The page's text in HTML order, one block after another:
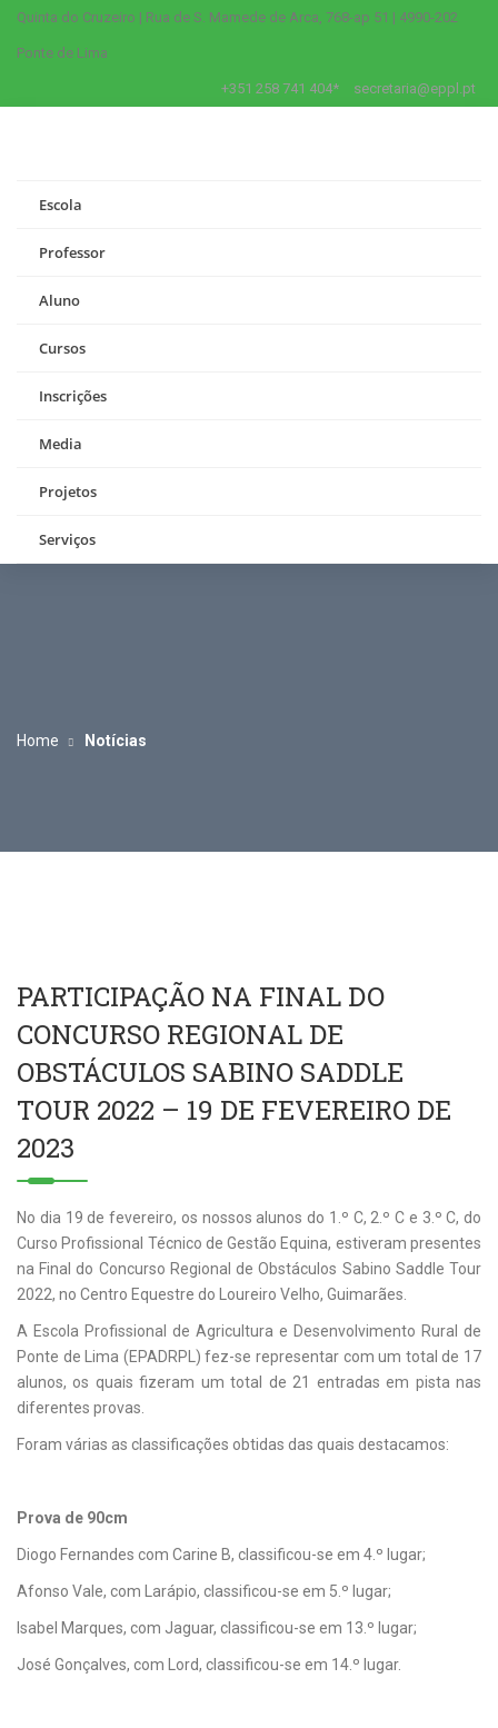
Quinta do Cruzeiro | Rua de S. Mamede de Arca, 768-ap 51 | 4990-202
Ponte de Lima
+351 258 741 404* secretaria@eppl.pt
Escola
Professor
Aluno
Cursos
Inscrições
Media
Projetos
Serviços
Home Notícias
PARTICIPAÇÃO NA FINAL DO
CONCURSO REGIONAL DE
OBSTÁCULOS SABINO SADDLE
TOUR 2022 – 19 DE FEVEREIRO DE
2023
No dia 19 de fevereiro, os nossos alunos do 1.º C, 2.º C e 3.º C, do
Curso Profissional Técnico de Gestão Equina, estiveram presentes
na Final do Concurso Regional de Obstáculos Sabino Saddle Tour
2022, no Centro Equestre do Loureiro Velho, Guimarães.
A Escola Profissional de Agricultura e Desenvolvimento Rural de
Ponte de Lima (EPADRPL) fez-se representar com um total de 17
alunos, os quais fizeram um total de 21 entradas em pista nas
diferentes provas.
Foram várias as classificações obtidas das quais destacamos:
Prova de 90cm
Diogo Fernandes com Carine B, classificou-se em 4.º lugar;
Afonso Vale, com Larápio, classificou-se em 5.º lugar;
Isabel Marques, com Jaguar, classificou-se em 13.º lugar;
José Gonçalves, com Lord, classificou-se em 14.º lugar.